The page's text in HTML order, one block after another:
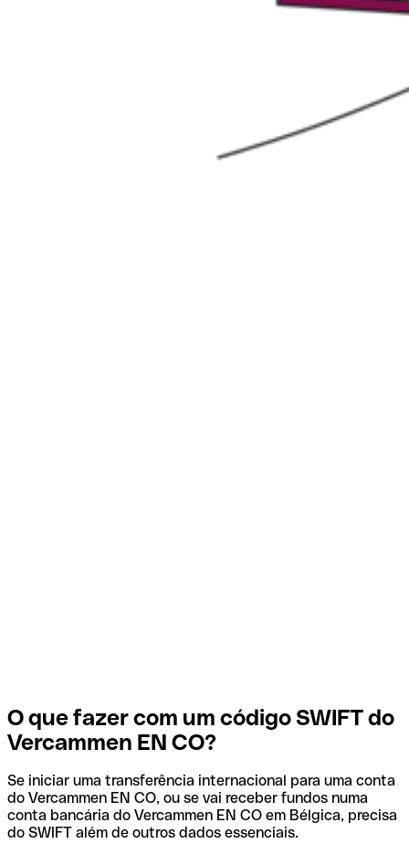
O que fazer com um código SWIFT do
Vercammen EN CO?
Se iniciar uma transferência internacional para uma conta
do Vercammen EN CO, ou se vai receber fundos numa
conta bancária do Vercammen EN CO em Bélgica, precisa
do SWIFT além de outros dados essenciais.